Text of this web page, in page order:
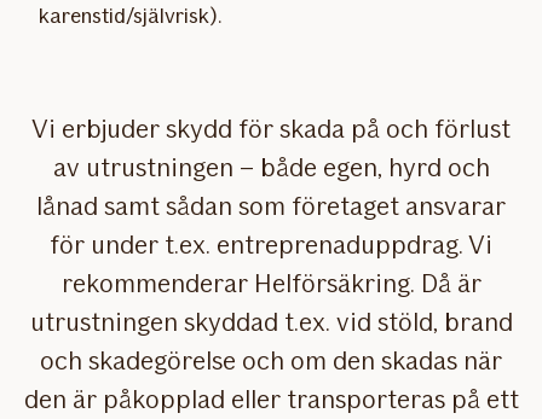
karenstid/självrisk).
Vi erbjuder skydd för skada på och förlust
av utrustningen – både egen, hyrd och
lånad samt sådan som företaget ansvarar
för under t.ex. entreprenaduppdrag. Vi
rekommenderar Helförsäkring. Då är
utrustningen skyddad t.ex. vid stöld, brand
och skadegörelse och om den skadas när
den är påkopplad eller transporteras på ett